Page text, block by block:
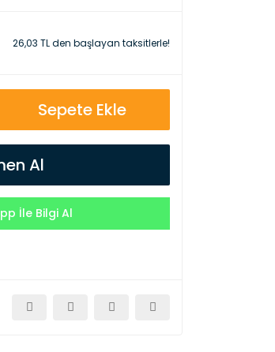
26,03 TL den başlayan taksitlerle!
Sepete Ekle
Al
İle Bilgi Al